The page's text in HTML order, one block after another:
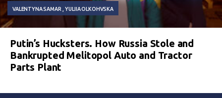
VALENTYNA SAMAR YULIIA OLKOHVSKA
Putin’s Hucksters. How Russia Stole and
Bankrupted Melitopol Auto and Tractor
Parts Plant